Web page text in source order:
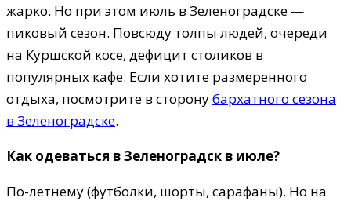
жарко. Но при этом июль в Зеленоградске —
пиковый сезон. Повсюду толпы людей, очереди
на Куршской косе, дефицит столиков в
популярных кафе. Если хотите размеренного
отдыха, посмотрите в сторонубархатного сезона
в Зеленоградске.
Как одеваться в Зеленоградск в июле?
По-летнему (футболки, шорты, сарафаны). Но на